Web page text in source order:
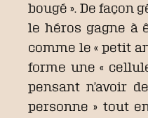
bougé ». De façon
le héros gagne à
comme le « petit
forme une «
pensant n’avoir
personne » tout